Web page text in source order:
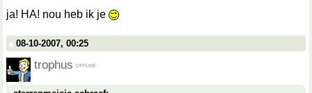
ja! HA! nou heb ik je
08-10-2007, 00:25
trophus